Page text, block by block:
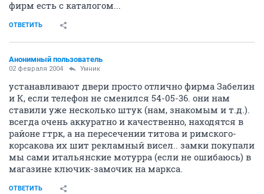
фирм есть с каталогом...
ОТВЕТИТЬ
Анонимный пользователь
02 февраля 2004 Умник
устанавливают двери просто отлично фирма Забелин
и К, если телефон не сменился 54-05-36. они нам
ставили уже несколько штук (нам, знакомым и т.д.).
всегда очень аккуратно и качественно, находятся в
районе гтрк, а на пересечении титова и римского-
корсакова их шит рекламный висел.. замки покупали
мы сами итальянские мотурра (если не ошибаюсь) в
магазине ключик-замочик на маркса.
ОТВЕТИТЬ